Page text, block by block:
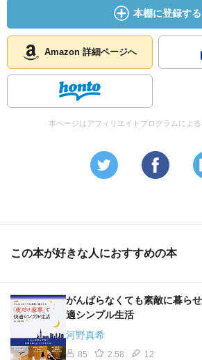
本棚に登録する
Amazon 詳細ページへ
本ページはアフィリエイトプログラムによ
この本が好きな人におすすめの本
がんばらなくても素敵に暮ら
適シンプル生活
河野真希
85 2.58 12